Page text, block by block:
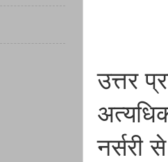
उत्तर
नर्सरी